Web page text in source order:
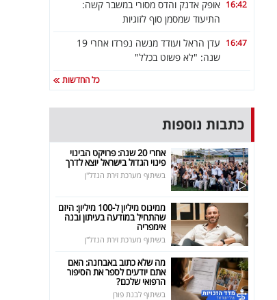
16:42 אופק אדנק והדס מסורי במשבר קשה:
התיעוד שמסמן סוף לזוגיות
16:47
עדן הראל ועודד מנשה נפרדו אחרי 19
שנה: "לא פשוט בכלל"
כל החדשות
כתבות נוספות
אחרי 20 שנה: פרויקט הבינוי
פינוי הגדול בישראל יוצא לדרך
בשיתוף מערכת זירת הנדל"ן
ממינוס מיליון ל-100 מיליון: היזם
שהתחיל במודעה בעיתון ובנה
אימפריה
בשיתוף מערכת זירת הנדל"ן
מה שלא כתוב באבחנה: האם
אתם יודעים לספר את הסיפור
הרפואי שלכם?
בשיתוף לבנת פורן